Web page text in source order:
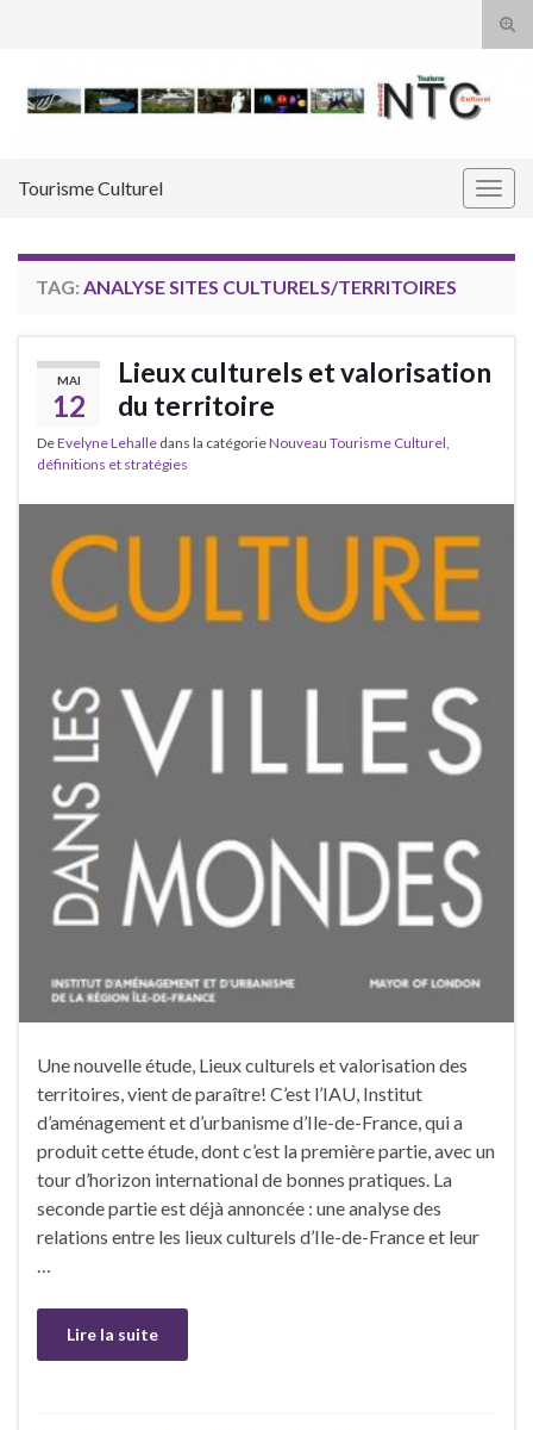
Tourisme Culturel
TAG: ANALYSE SITES CULTURELS/TERRITOIRES
MAI
12
Lieux culturels et valorisation
du territoire
DeEvelyne Lehalle dans la catégorieNouveau Tourisme Culturel,
définitions et stratégies
Une nouvelle étude, Lieux culturels et valorisation des
territoires, vient de paraître! C’est l’IAU, Institut
d’aménagement et d’urbanisme d’Ile-de-France, qui a
produit cette étude, dont c’est la première partie, avec un
tour d’horizon international de bonnes pratiques. La
seconde partie est déjà annoncée : une analyse des
relations entre les lieux culturels d’Ile-de-France et leur
…
Lire la suite